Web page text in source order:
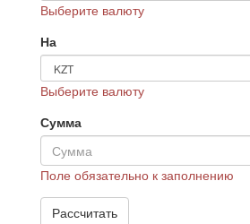
Выберите валюту
На
Выберите валюту
Сумма
Поле обязательно к заполнению